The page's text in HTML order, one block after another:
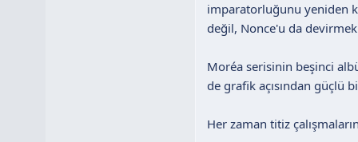
imparatorluğunu yeniden
değil, Nonce'u da
Moréa serisinin beşinci
de grafik açısından güçlü
Her zaman titiz